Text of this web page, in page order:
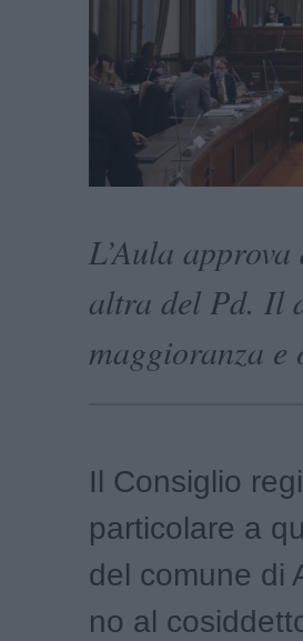
L’Aula
altra del Pd. Il
maggioranza e
Il Consiglio
particolare a
del comune di
no al